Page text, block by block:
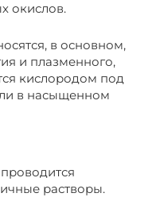
окислов.
в основном,
и плазменного,
кислородом под
в насыщенном
растворы.